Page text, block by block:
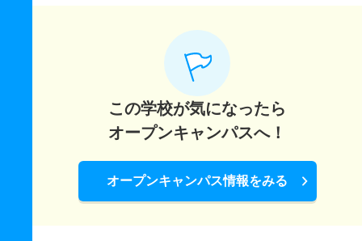
この学校が気になったら
オープンキャンパスへ！
オープンキャンパス情報をみる